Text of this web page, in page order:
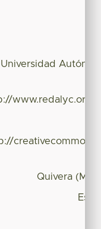
Universidad
www.redalyc.org/
Quivera